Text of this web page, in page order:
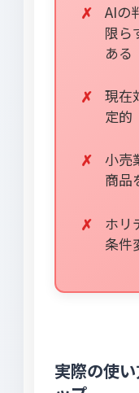
AIの
限ら
ある
現在
定的
小売
商品
ホリ
条件
実際の使